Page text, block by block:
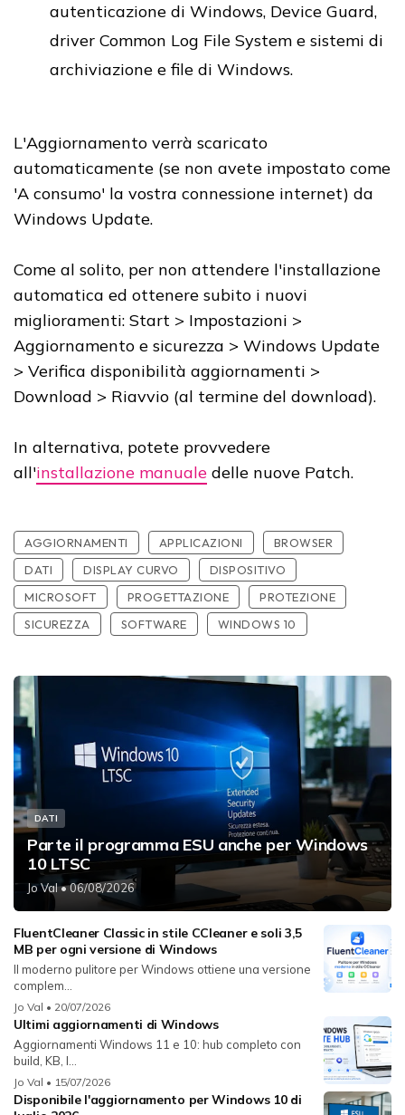
autenticazione di Windows, Device Guard,
driver Common Log File System e sistemi di
archiviazione e file di Windows.
L'Aggiornamento verrà scaricato
automaticamente (se non avete impostato come
'A consumo' la vostra connessione internet) da
Windows Update.
Come al solito, per non attendere l'installazione
automatica ed ottenere subito i nuovi
miglioramenti: Start > Impostazioni >
Aggiornamento e sicurezza > Windows Update
> Verifica disponibilità aggiornamenti >
Download > Riavvio (al termine del download).
In alternativa, potete provvedere
all'installazione manuale delle nuove Patch.
AGGIORNAMENTI APPLICAZIONI
BROWSER
DATI
DISPLAY CURVO
DISPOSITIVO
MICROSOFT
PROGETTAZIONE
PROTEZIONE
SICUREZZA
SOFTWARE WINDOWS 10
DATI
Parte il programma ESU anche per Windows
10 LTSC
Jo Val• 06/08/2026
FluentCleaner Classic in stile CCleaner e soli 3,5
MB per ogni versione di Windows
Il moderno pulitore per Windows ottiene una versione
complem...
Jo Val • 20/07/2026
Ultimi aggiornamenti di Windows
Aggiornamenti Windows 11 e 10: hub completo con
build, KB, l...
Jo Val • 15/07/2026
Disponibile l'aggiornamento per Windows 10 di